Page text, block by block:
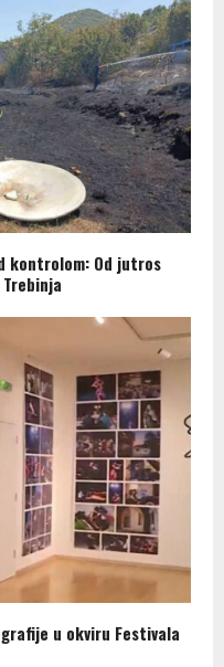
kontrolom: Od jutros
u okviru Festivala